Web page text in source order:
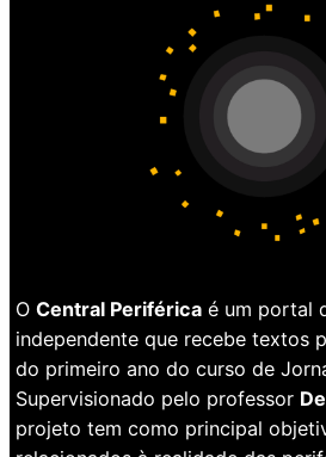
O Central Periférica é um portal
independente que recebe textos
do primeiro ano do curso de
Supervisionado pelo professor
projeto tem como principal